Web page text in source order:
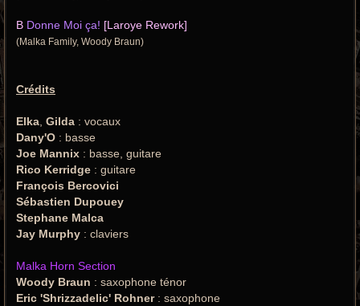
B Donne Moi ça! [Laroye Rework]
(Malka Family, Woody Braun)
Crédits
Elka Gilda : vocaux
Dany'O : basse
Joe Mannix : basse, guitare
Rico Kerridge : guitare
François Bercovici
Sébastien Dupouey
Stephane Malca
Jay Murphy : claviers
Malka Horn Section
Woody Braun : saxophone ténor
Eric 'Shrizzadelic' Rohner: saxophone